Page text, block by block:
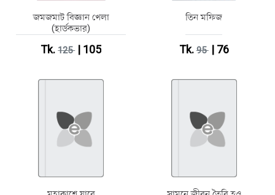
জমজমাট বিজ্ঞান খেলা
(হার্ডকভার)
Tk.125| 105
তিন মফিজ
Tk.95| 76